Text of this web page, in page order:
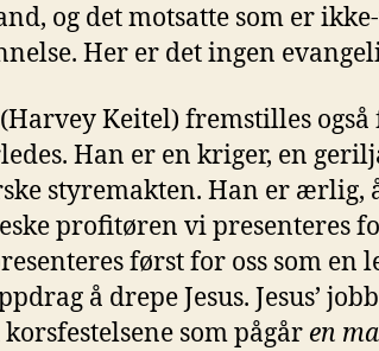
og det motsatte som er
Her er det ingen
Keitel) fremstilles
Han er en kriger, en
styremakten. Han er ærlig,
profitøren vi presenteres
først for oss som en
å drepe Jesus. Jesus’
som pågår en